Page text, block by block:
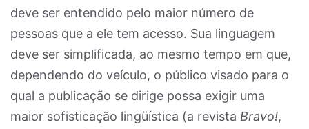
deve ser entendido pelo maior número de
pessoas que a ele tem acesso. Sua linguagem
deve ser simplificada, ao mesmo tempo em que,
dependendo do veículo, o público visado para o
qual a publicação se dirige possa exigir uma
maior sofisticação lingüística (a revista Bravo!,